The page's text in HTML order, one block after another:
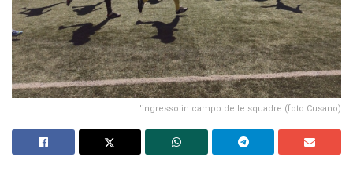
L'ingresso in campo delle squadre (foto Cusano)